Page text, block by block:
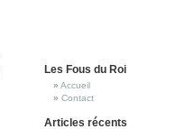
Les Fous du Roi
Accueil
Contact
Articles récents